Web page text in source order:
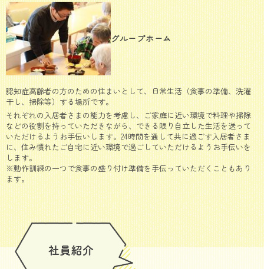
グループホーム
認知症高齢者の方のための住まいとして、日常生活（食事の準備、洗濯
干し、掃除等）する場所です。
それぞれの入居者さまの能力を考慮し、ご家庭に近い環境で料理や掃除
などの役割を持っていただきながら、できる限り自立した生活を送って
いただけるようお手伝いします。24時間を通して共に過ごす入居者さま
に、住み慣れたご自宅に近い環境で過ごしていただけるようお手伝いを
します。
※動作訓練の一つで食事の盛り付け準備を手伝っていただくこともあり
ます。